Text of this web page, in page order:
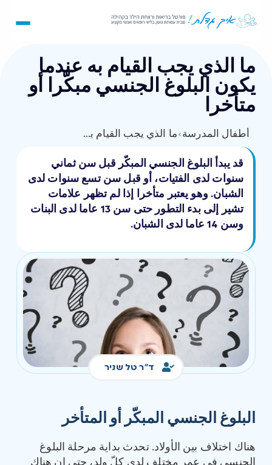
ما الذي يجب القيام به عندما
يكون البلوغ الجنسي مبكّرا أو
متأخرا
أطفال المدرسة› ما الذي يجب القيام به عندما يكون البلوغ الجنسي مبكّرا أو متأخرا
قد يبدأ البلوغ الجنسي المبكّر قبل سن ثماني
سنوات لدى الفتيات، أو قبل سن تسع سنوات لدى
الشبان. وهو يعتبر متأخرا إذا لم تظهر علامات
تشير إلى بدء التطور حتى سن 13 عاما لدى البنات
وسن 14 عاما لدى الشبان.
ד"ר טל שניר
البلوغ الجنسي المبكّر أو المتأخر
هناك اختلاف بين الأولاد. تحدث بداية مرحلة البلوغ